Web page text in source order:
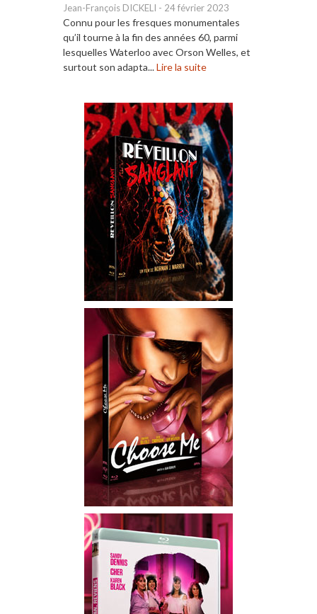
Jean-François DICKELI - 24 février 2023
Connu pour les fresques monumentales
qu’il tourne à la fin des années 60, parmi
lesquelles Waterloo avec Orson Welles, et
surtout son adapta...Lire la suite